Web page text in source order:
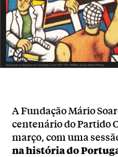
A Fundação Mário
centenário do Partido
março, com uma
na história do